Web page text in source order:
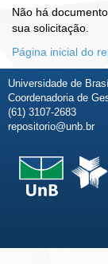
Não há
sua solicitação.
Página inicial do
Universidade de
Coordenadoria de
(61) 3107-2683
repositorio@unb.br